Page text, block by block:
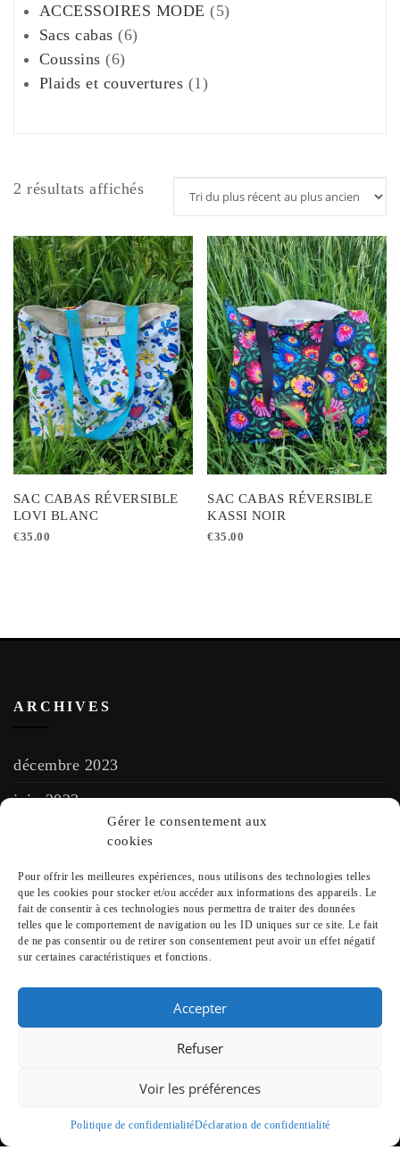
Gérer le consentement aux
cookies
Pour offrir les meilleures expériences, nous utilisons des technologies telles
que les cookies pour stocker et/ou accéder aux informations des appareils. Le
fait de consentir à ces technologies nous permettra de traiter des données
telles que le comportement de navigation ou les ID uniques sur ce site. Le fait
de ne pas consentir ou de retirer son consentement peut avoir un effet négatif
sur certaines caractéristiques et fonctions.
Accepter
Refuser
Voir les préférences
Politique de confidentialitéDéclaration de confidentialité
produit
ACCESSOIRES MODE 55
Sacs cabas 66
Coussins 66
produits
Plaids et couvertures 11
2 résultats affichésTrié
plus
récent
au
plus
ancien
SAC CABAS RÉVERSIBLE
LOVI BLANC
€35.00
SAC CABAS RÉVERSIBLE
KASSI NOIR
€35.00
ARCHIVES
décembre 2023
juin 2023
Instagram